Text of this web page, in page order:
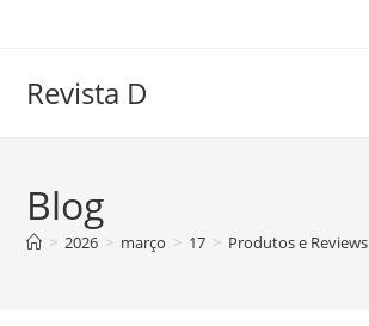
conteúdo
Revista D
Blog
> 2026 > março > 17 > Produtos e Reviews